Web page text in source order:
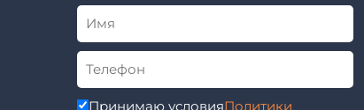
Принимаю условияПолитики